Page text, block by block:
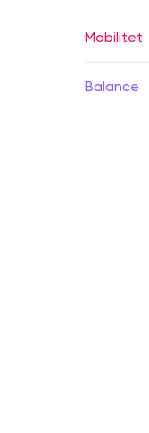
Mobilitet
Balance